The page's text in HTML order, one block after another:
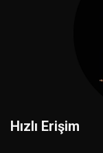
Hızlı Erişim